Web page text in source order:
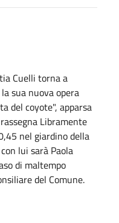
Cuelli torna a
sua nuova opera
del coyote", apparsa
Libramente
nel giardino della
lui sarà Paola
di maltempo
del Comune.